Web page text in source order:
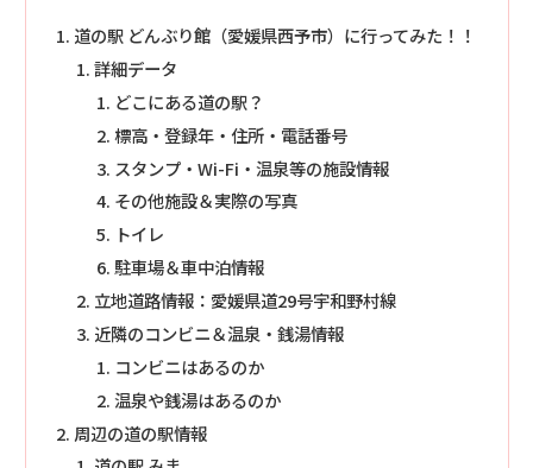
道の駅 どんぶり館（愛媛県西予市）に行ってみた！！
詳細データ
どこにある道の駅？
標高・登録年・住所・電話番号
スタンプ・Wi-Fi・温泉等の施設情報
その他施設＆実際の写真
トイレ
駐車場＆車中泊情報
立地道路情報：愛媛県道29号宇和野村線
近隣のコンビニ＆温泉・銭湯情報
コンビニはあるのか
温泉や銭湯はあるのか
周辺の道の駅情報